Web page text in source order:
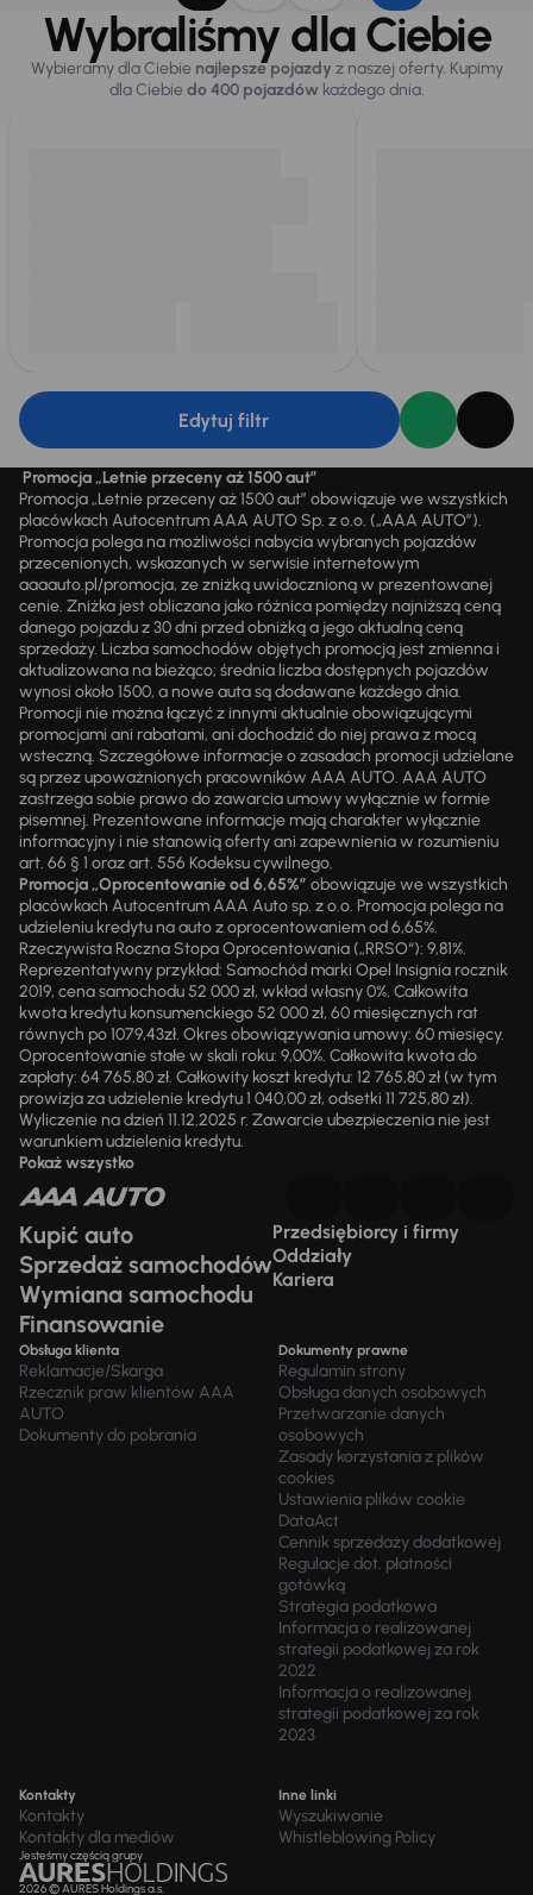
Wybraliśmy dla Ciebie
Wybieramy dla Ciebie najlepsze pojazdy z naszej oferty. Kupimy
dla Ciebiedo 400 pojazdówkażdego dnia.
Edytuj filtr
Promocja „Letnie przeceny aż 1500 aut”
Promocja „Letnie przeceny aż 1500 aut” obowiązuje we wszystkich
placówkach Autocentrum AAA AUTO Sp. z o.o. („AAA AUTO”).
Promocja polega na możliwości nabycia wybranych pojazdów
przecenionych, wskazanych w serwisie internetowym
aaaauto.pl/promocja, ze zniżką uwidocznioną w prezentowanej
cenie. Zniżka jest obliczana jako różnica pomiędzy najniższą ceną
danego pojazdu z 30 dni przed obniżką a jego aktualną ceną
sprzedaży. Liczba samochodów objętych promocją jest zmienna i
aktualizowana na bieżąco; średnia liczba dostępnych pojazdów
wynosi około 1500, a nowe auta są dodawane każdego dnia.
Promocji nie można łączyć z innymi aktualnie obowiązującymi
promocjami ani rabatami, ani dochodzić do niej prawa z mocą
wsteczną. Szczegółowe informacje o zasadach promocji udzielane
są przez upoważnionych pracowników AAA AUTO. AAA AUTO
zastrzega sobie prawo do zawarcia umowy wyłącznie w formie
pisemnej. Prezentowane informacje mają charakter wyłącznie
informacyjny i nie stanowią oferty ani zapewnienia w rozumieniu
art. 66 § 1 oraz art. 556 Kodeksu cywilnego.
Promocja „Oprocentowanie od 6,65%” obowiązuje we wszystkich
placówkach Autocentrum AAA Auto sp. z o.o. Promocja polega na
udzieleniu kredytu na auto z oprocentowaniem od 6,65%.
Rzeczywista Roczna Stopa Oprocentowania („RRSO“): 9,81%.
Reprezentatywny przykład: Samochód marki Opel Insignia rocznik
2019, cena samochodu 52 000 zł, wkład własny 0%. Całkowita
kwota kredytu konsumenckiego 52 000 zł, 60 miesięcznych rat
równych po 1079,43zł. Okres obowiązywania umowy: 60 miesięcy.
Oprocentowanie stałe w skali roku: 9,00%. Całkowita kwota do
zapłaty: 64 765,80 zł. Całkowity koszt kredytu: 12 765,80 zł (w tym
prowizja za udzielenie kredytu 1 040,00 zł, odsetki 11 725,80 zł).
Wyliczenie na dzień 11.12.2025 r. Zawarcie ubezpieczenia nie jest
warunkiem udzielenia kredytu.
Pokaż wszystko
Kupić auto
Sprzedaż samochodów
Wymiana samochodu
Finansowanie
Przedsiębiorcy i firmy
Oddziały
Kariera
Obsługa klienta
Reklamacje/Skarga
Rzecznik praw klientów AAA
AUTO
Dokumenty do pobrania
Dokumenty prawne
Regulamin strony
Obsługa danych osobowych
Przetwarzanie danych
osobowych
Zasady korzystania z plików
cookies
Ustawienia plików cookie
DataAct
Cennik sprzedaży dodatkowej
Regulacje dot. płatności
gotówką
Strategia podatkowa
Informacja o realizowanej
strategii podatkowej za rok
2022
Informacja o realizowanej
strategii podatkowej za rok
2023
Kontakty
Kontakty
Kontakty dla mediów
Inne linki
Wyszukiwanie
Whistleblowing Policy
Jesteśmy częścią grupy
2026 © AURES Holdings a.s.